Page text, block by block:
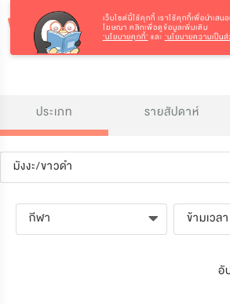
ประเภท รายสัปดาห์
มังงะ/ขาวดำ
กีฬา ข้ามเวลา
อั
เว็บไซต์นี้ใช้คุกกี้ เราใช้คุกกี้เพื่อนำเสน
โฆษณา คลิกเพื่อดูข้อมูลเพิ่มเติม
‘นโยบายคุกกี้’ และ ‘นโยบายความเป็น